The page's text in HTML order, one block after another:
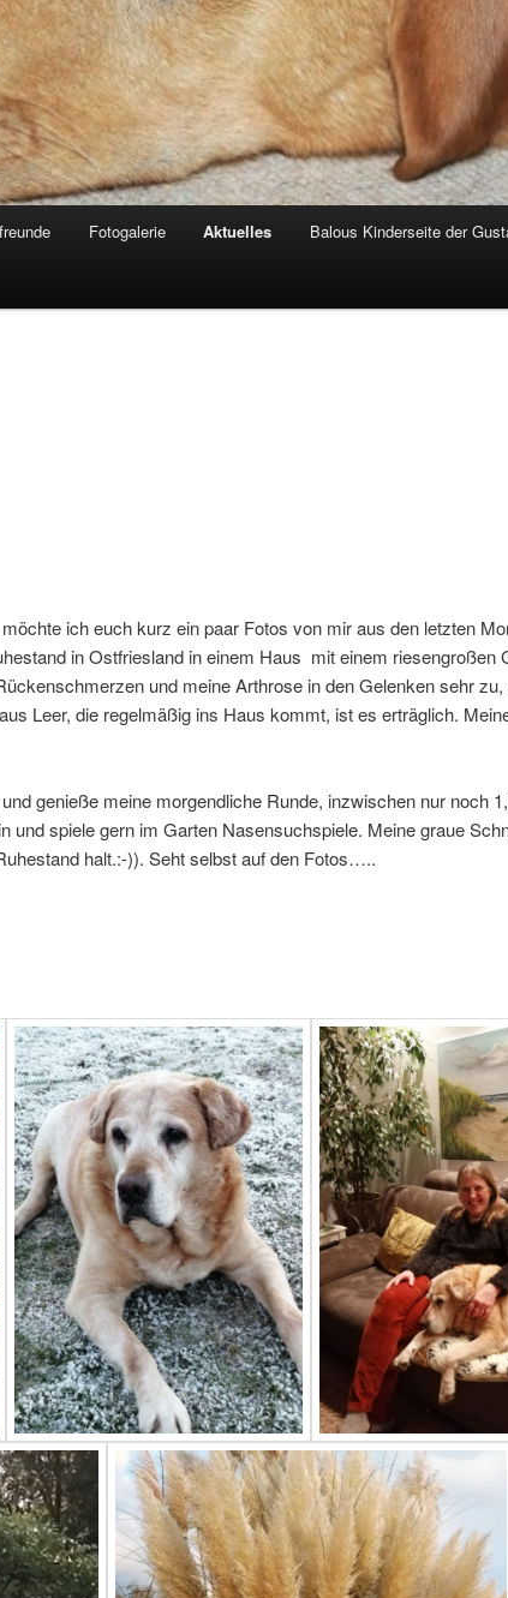
Fotogalerie Aktuelles Balous Kinderseite der
ich euch kurz ein paar Fotos von mir aus den letzten
in Ostfriesland in einem Haus mit einem
und meine Arthrose in den Gelenken sehr
Leer, die regelmäßig ins Haus kommt, ist es erträglich.
genieße meine morgendliche Runde, inzwischen nur
und spiele gern im Garten Nasensuchspiele. Meine graue
halt.:-)). Seht selbst auf den Fotos…..